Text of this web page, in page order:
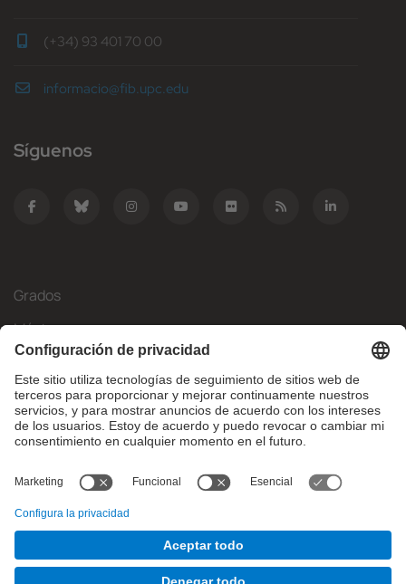
(+34) 93 401 70 00
informacio@fib.upc.edu
Síguenos
Grados
Másteres
Movilidad Internacional
Investigación
Empresa
¿Qué necesitas?
© Facultat d'Informàtica de Barcelona - Universitat Politècnica